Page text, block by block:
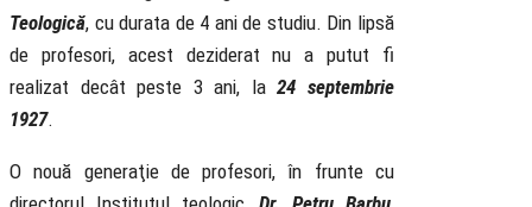
Teologică, cu durata de 4 ani de studiu. Din lipsă
de profesori, acest deziderat nu a putut fi
realizat decât peste 3 ani, la24 septembrie
1927.
O nouă generaţie de profesori, în frunte cu